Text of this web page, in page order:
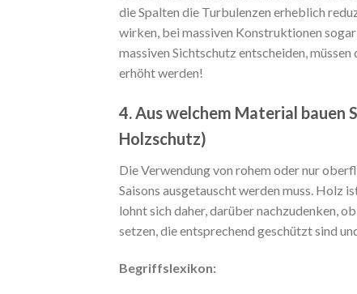
die Spalten die Turbulenzen erheblich
wirken, bei massiven Konstruktionen
massiven Sichtschutz entscheiden,
erhöht werden!
4. Aus welchem Material bauen
Holzschutz)
Die Verwendung von rohem oder nur
Saisons ausgetauscht werden muss. Holz
lohnt sich daher, darüber nachzudenken,
setzen, die entsprechend geschützt sind
Begriffslexikon: